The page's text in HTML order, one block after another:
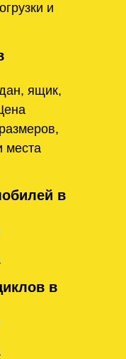
и
ящик,
места
в
в